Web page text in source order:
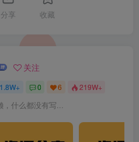
分享 收藏
关注
1.8W+ 0 6 219W+
，什么都没有写...